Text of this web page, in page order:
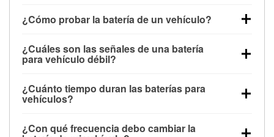
¿Cómo probar la batería de un vehículo?
maneras. El método más rápido es utilizar un
multímetro: con el vehículo apagado, conecta los
voltaje: una batería en buen estado y totalmente
cargada debería indicar unos 12.6 voltios. Es
importante saber que las baterías descargadas a
¿Cuáles son las señales de una batería
para vehículo débil?
advertencia. Un arranque lento del motor, faros
tenues, chasquidos al girar la llave o luces de
que la batería tiene una potencia de carga débil.
¿Cuánto tiempo duran las baterías para
vehículos?
entre 3 y 5 años. La duración exacta depende de los
¿Con qué frecuencia debo cambiar la